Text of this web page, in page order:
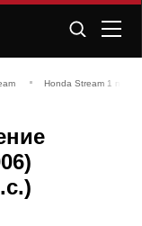
Honda Stream 1